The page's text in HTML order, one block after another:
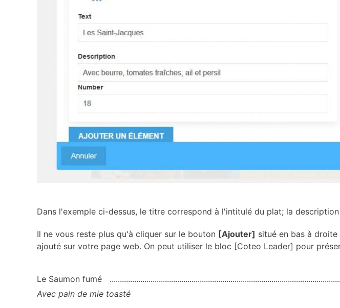
Dans l'exemple ci-dessus, le titre correspond à l'intitulé du plat; la
Il ne vous reste plus qu'à cliquer sur le bouton [Ajouter] situé en bas à
ajouté sur votre page web. On peut utiliser le bloc [Coteo Leader] pour
Le Saumon fumé
Avec pain de mie toasté